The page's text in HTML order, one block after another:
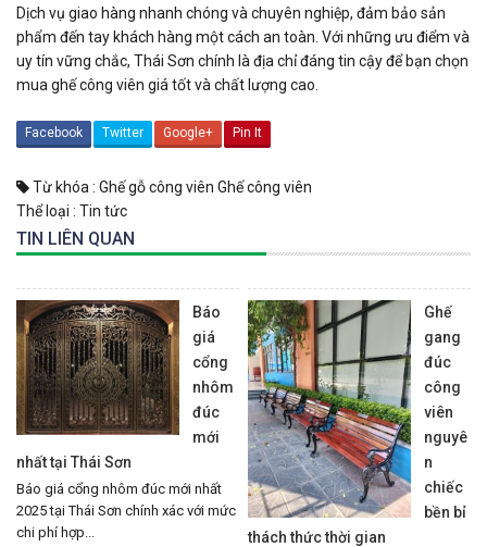
Dịch vụ giao hàng nhanh chóng và chuyên nghiệp, đảm bảo sản
phẩm đến tay khách hàng một cách an toàn. Với những ưu điểm và
uy tín vững chắc, Thái Sơn chính là địa chỉ đáng tin cậy để bạn chọn
mua ghế công viên giá tốt và chất lượng cao.
Facebook Twitter Google+ Pin It
Từ khóa : Ghế gỗ công viên Ghế công viên
Thể loại : Tin tức
TIN LIÊN QUAN
Báo
giá
cổng
nhôm
đúc
mới
nhất tại Thái Sơn
Báo giá cổng nhôm đúc mới nhất
2025 tại Thái Sơn chính xác với mức
chi phí hợp...
Ghế
gang
đúc
công
viên
nguyê
n
chiếc
bền bỉ
thách thức thời gian